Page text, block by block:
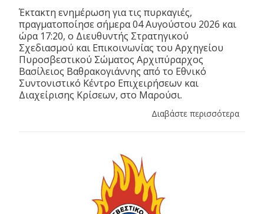
Έκτακτη ενημέρωση για τις πυρκαγιές,
πραγματοποίησε σήμερα 04 Αυγούστου 2026 και
ώρα 17:20, ο Διευθυντής Στρατηγικού
Σχεδιασμού και Επικοινωνίας του Αρχηγείου
Πυροσβεστικού Σώματος Αρχιπύραρχος
Βασίλειος Βαθρακογιάννης από το Εθνικό
Συντονιστικό Κέντρο Επιχειρήσεων και
Διαχείρισης Κρίσεων, στο Μαρούσι.
Διαβάστε περισσότερα